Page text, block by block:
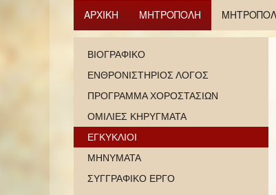
ΑΡΧΙΚΗ ΜΗΤΡΟΠΟΛΗ
ΒΙΟΓΡΑΦΙΚΟ
ΕΝΘΡΟΝΙΣΤΗΡΙΟΣ ΛΟΓΟΣ
ΠΡΟΓΡΑΜΜΑ ΧΟΡΟΣΤΑΣΙΩΝ
ΟΜΙΛΙΕΣ ΚΗΡΥΓΜΑΤΑ
ΕΓΚΥΚΛΙΟΙ
ΜΗΝΥΜΑΤΑ
ΣΥΓΓΡΑΦΙΚΟ ΕΡΓΟ